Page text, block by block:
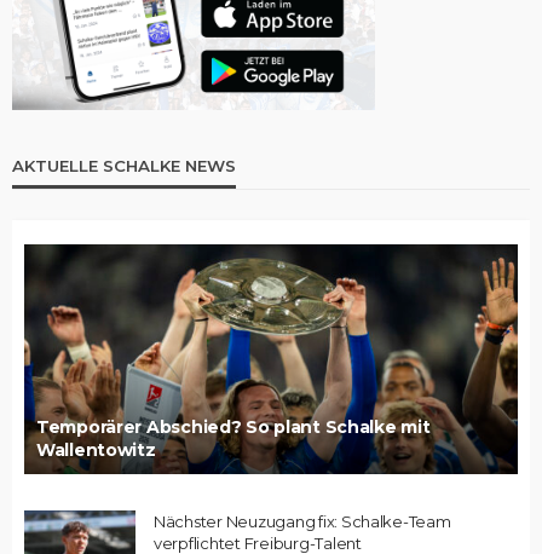
AKTUELLE SCHALKE NEWS
Temporärer Abschied? So plant Schalke mit
Wallentowitz
Nächster Neuzugang fix: Schalke-Team
verpflichtet Freiburg-Talent